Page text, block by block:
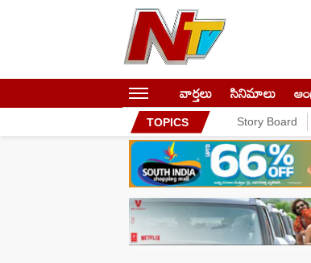
వార్తలు సినిమాలు
TOPICS Story Board